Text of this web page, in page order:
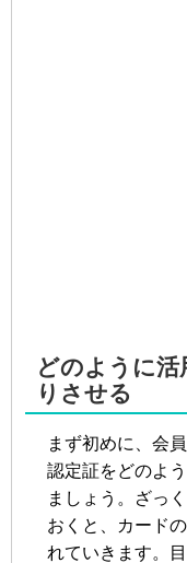
どのように
りさせる
まず初めに、会
認定証をどのよ
ましょう。ざっ
おくと、カード
れていきます。